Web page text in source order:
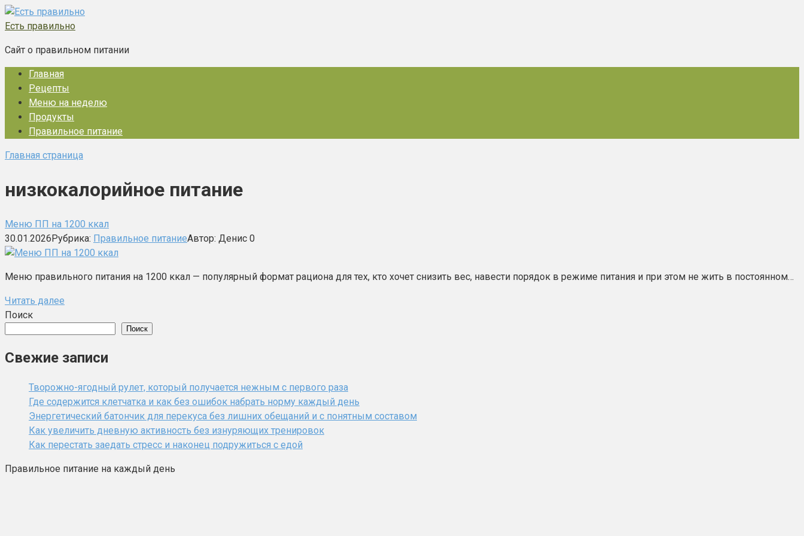
Перейти
к
Есть правильно
Сайт о правильном питании
Главная
Рецепты
Меню на неделю
Продукты
Правильное питание
Главная страница
низкокалорийное питание
Меню ПП на 1200 ккал
30.01.2026Рубрика: Правильное питаниеАвтор: Денис 0
Меню правильного питания на 1200 ккал — популярный формат рациона для тех, кто хочет снизить вес, навести порядок в режиме питания и при этом не жить в постоянном…
Читать далее
Поиск
Поиск
Свежие записи
Творожно-ягодный рулет, который получается нежным с первого раза
Где содержится клетчатка и как без ошибок набрать норму каждый день
Энергетический батончик для перекуса без лишних обещаний и с понятным составом
Как увеличить дневную активность без изнуряющих тренировок
Как перестать заедать стресс и наконец подружиться с едой
Правильное питание на каждый день